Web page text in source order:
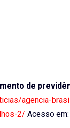
de
agencia-
2/ Acesso